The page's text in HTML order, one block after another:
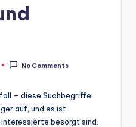
No Comments
– diese Suchbegriffe
auf, und es ist
besorgt sind.